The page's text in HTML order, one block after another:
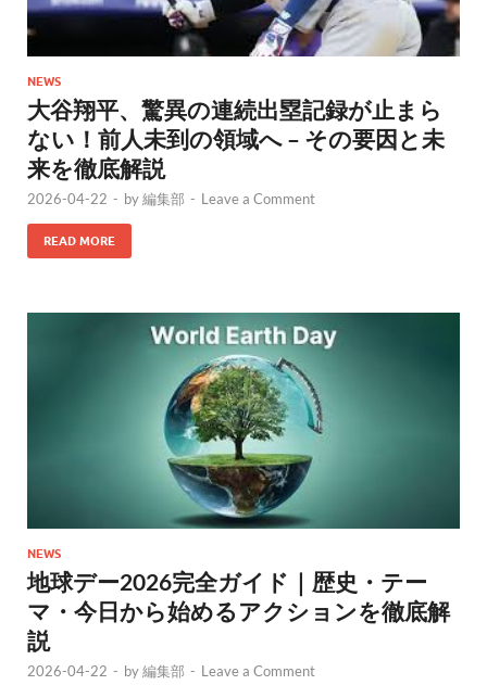
NEWS
大谷翔平、驚異の連続出塁記録が止まら
ない！前人未到の領域へ – その要因と未
来を徹底解説
2026-04-22 - by編集部 - Leave a Comment
READ MORE
NEWS
地球デー2026完全ガイド｜歴史・テー
マ・今日から始めるアクションを徹底解
説
2026-04-22 - by編集部 - Leave a Comment